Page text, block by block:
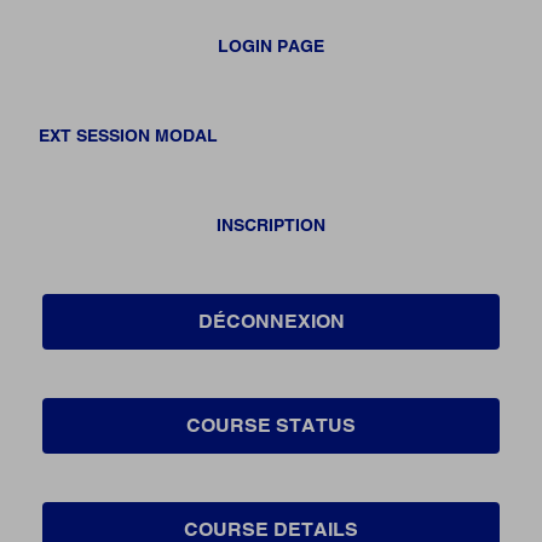
LOGIN PAGE
EXT SESSION MODAL
INSCRIPTION
DÉCONNEXION
COURSE STATUS
COURSE DETAILS